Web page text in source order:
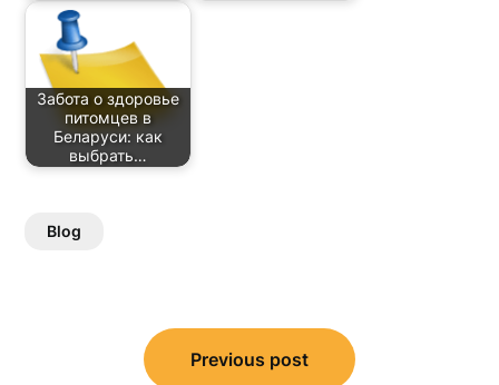
Забота о здоровье
питомцев в
Беларуси: как
выбрать…
Blog
navigation
Previous post